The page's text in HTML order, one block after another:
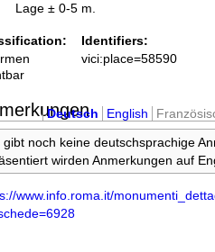
Lage ± 0-5 m.
Identifiers:
vici:place=58590
Deutsch English
gibt noch keine deutschsprachige
wirden Anmerkungen auf
www.info.roma.it/